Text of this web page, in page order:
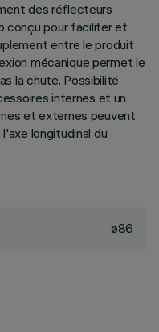
des réflecteurs
conçu pour faciliter et
entre le produit
mécanique permet le
la chute. Possibilité
internes et un
et externes peuvent
longitudinal du
ø86